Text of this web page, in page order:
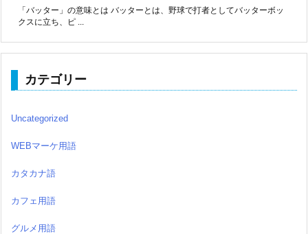
「バッター」の意味とは バッターとは、野球で打者としてバッターボッ
クスに立ち、ピ ...
カテゴリー
Uncategorized
WEBマーケ用語
カタカナ語
カフェ用語
グルメ用語